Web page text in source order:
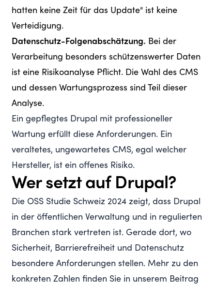
hatten keine Zeit für das Update" ist keine
Verteidigung.
Datenschutz-Folgenabschätzung. Bei der
Verarbeitung besonders schützenswerter Daten
ist eine Risikoanalyse Pflicht. Die Wahl des CMS
und dessen Wartungsprozess sind Teil dieser
Analyse.
Ein gepflegtes Drupal mit professioneller
Wartung erfüllt diese Anforderungen. Ein
veraltetes, ungewartetes CMS, egal welcher
Hersteller, ist ein offenes Risiko.
Wer setzt auf Drupal?
Die OSS Studie Schweiz 2024 zeigt, dass Drupal
in der öffentlichen Verwaltung und in regulierten
Branchen stark vertreten ist. Gerade dort, wo
Sicherheit, Barrierefreiheit und Datenschutz
besondere Anforderungen stellen. Mehr zu den
konkreten Zahlen finden Sie in unserem Beitrag